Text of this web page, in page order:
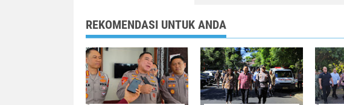
REKOMENDASI UNTUK ANDA